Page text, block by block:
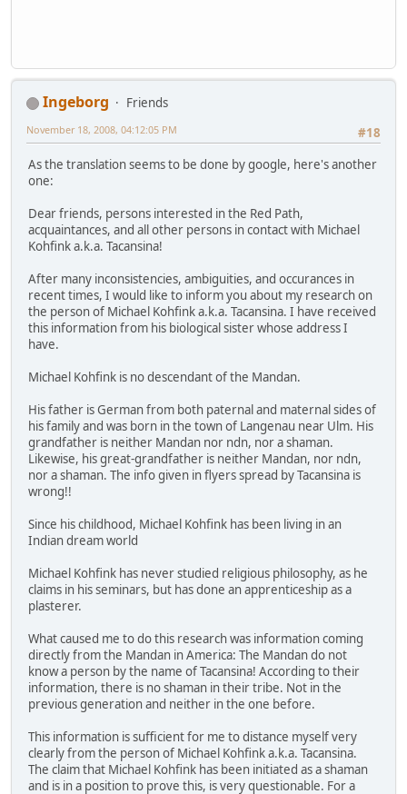
Ingeborg
Friends
#18
November 18, 2008, 04:12:05 PM
As the translation seems to be done by google, here's another
one:
Dear friends, persons interested in the Red Path,
acquaintances, and all other persons in contact with Michael
Kohfink a.k.a. Tacansina!
After many inconsistencies, ambiguities, and occurances in
recent times, I would like to inform you about my research on
the person of Michael Kohfink a.k.a. Tacansina. I have received
this information from his biological sister whose address I
have.
Michael Kohfink is no descendant of the Mandan.
His father is German from both paternal and maternal sides of
his family and was born in the town of Langenau near Ulm. His
grandfather is neither Mandan nor ndn, nor a shaman.
Likewise, his great-grandfather is neither Mandan, nor ndn,
nor a shaman. The info given in flyers spread by Tacansina is
wrong!!
Since his childhood, Michael Kohfink has been living in an
Indian dream world
Michael Kohfink has never studied religious philosophy, as he
claims in his seminars, but has done an apprenticeship as a
plasterer.
What caused me to do this research was information coming
directly from the Mandan in America: The Mandan do not
know a person by the name of Tacansina! According to their
information, there is no shaman in their tribe. Not in the
previous generation and neither in the one before.
This information is sufficient for me to distance myself very
clearly from the person of Michael Kohfink a.k.a. Tacansina.
The claim that Michael Kohfink has been initiated as a shaman
and is in a position to prove this, is very questionable. For a